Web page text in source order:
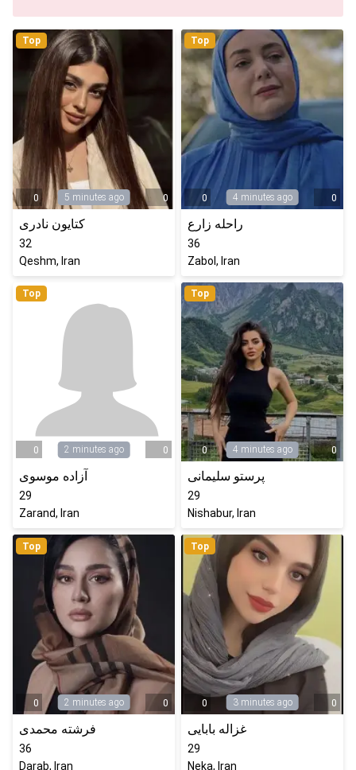
Top
0 5 minutes ago 0
کتایون نادری
32
Qeshm, Iran
Top
0 4 minutes ago 0
راحله زارع
36
Zabol, Iran
Top
0 2 minutes ago 0
آزاده موسوی
29
Zarand, Iran
Top
0 4 minutes ago 0
پرستو سلیمانی
29
Nishabur, Iran
Top
0 2 minutes ago 0
فرشته محمدی
36
Darab, Iran
Top
0 3 minutes ago 0
غزاله بابایی
29
Neka, Iran